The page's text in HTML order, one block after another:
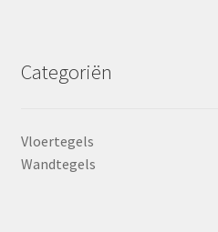
Categoriën
Vloertegels
Wandtegels